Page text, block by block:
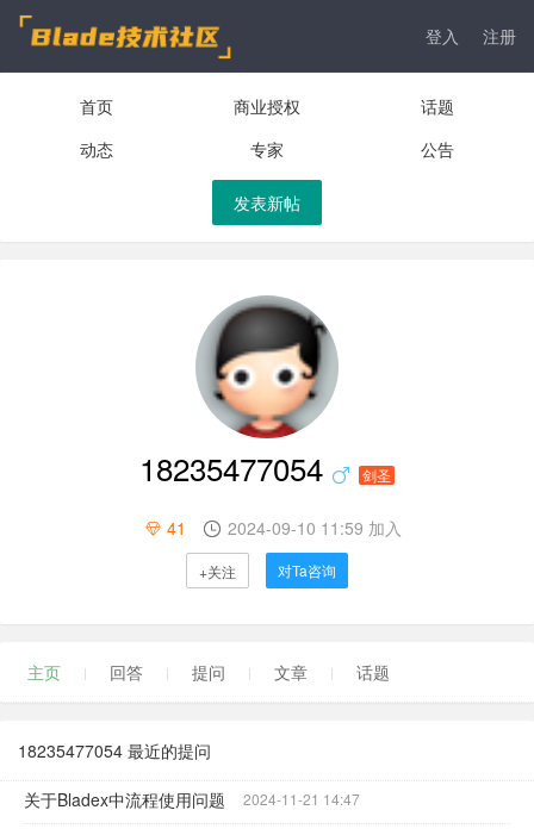
登入 注册
首页 商业授权
话题
动态
专家 公告
发表新帖
18235477054 剑圣
41 2024-09-10 11:59 加入
+关注 对Ta咨询
主页 回答 提问 文章 话题
18235477054 最近的提问
关于Bladex中流程使用问题 2024-11-21 14:47